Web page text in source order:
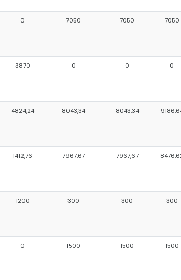
0 7050 7050 7050
3870 0 0 0
4824,24 8043,34 8043,34
1412,76 7967,67 7967,67
1200 300 300 300
0 1500 1500 1500